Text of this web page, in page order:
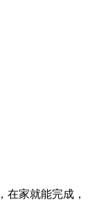
在家就能完成，